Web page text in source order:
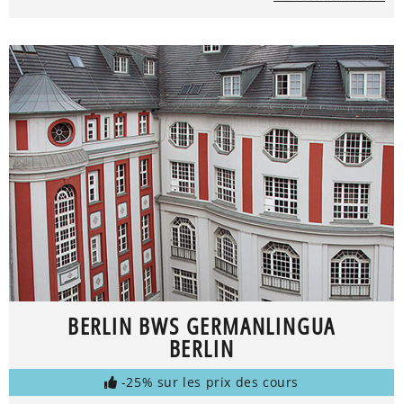
BERLIN BWS GERMANLINGUA
BERLIN
-25% sur les prix des cours